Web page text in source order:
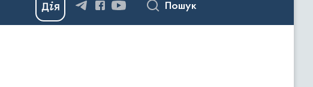
Пошук